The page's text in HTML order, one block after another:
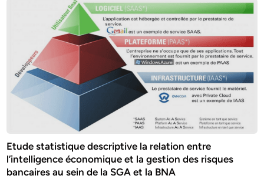
Etude statistique descriptive la relation entre
l’intelligence économique et la gestion des risques
bancaires au sein de la SGA et la BNA